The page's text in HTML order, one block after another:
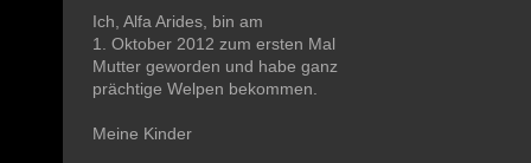
Ich, Alfa Arides, bin am
1. Oktober 2012 zum ersten Mal
Mutter geworden und habe ganz
prächtige Welpen bekommen.
Meine Kinder